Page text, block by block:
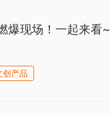
爆现场！一起来看~
创产品